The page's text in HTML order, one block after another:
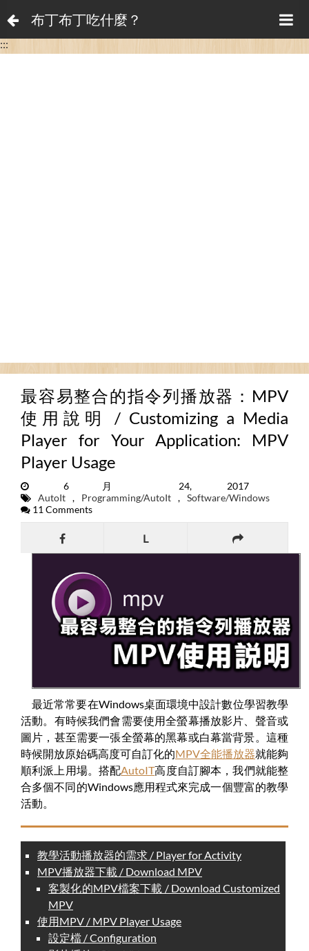
布丁布丁吃什麼？
:::
最容易整合的指令列播放器：MPV
使用說明 / Customizing a Media
Player for Your Application: MPV
Player Usage
6月 24, 2017
AutoIt , Programming/AutoIt , Software/Windows
11 Comments
L
最近常常要在Windows桌面環境中設計數位學習教學
活動。有時候我們會需要使用全螢幕播放影片、聲音或
圖片，甚至需要一張全螢幕的黑幕或白幕當背景。這種
時候開放原始碼高度可自訂化的MPV全能播放器就能夠
順利派上用場。搭配AutoIT高度自訂腳本，我們就能整
合多個不同的Windows應用程式來完成一個豐富的教學
活動。
教學活動播放器的需求 / Player for Activity
MPV播放器下載 / Download MPV
客製化的MPV檔案下載 / Download Customized
MPV
使用MPV / MPV Player Usage
設定檔 / Configuration